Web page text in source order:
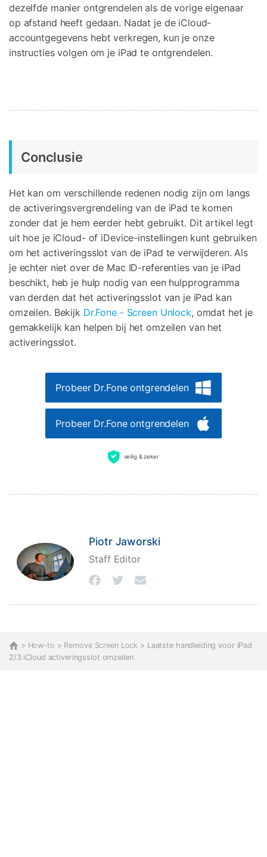
dezelfde manier ontgrendelen als de vorige eigenaar
op afstand heeft gedaan. Nadat je de iCloud-
accountgegevens hebt verkregen, kun je onze
instructies volgen om je iPad te ontgrendelen.
Conclusie
Het kan om verschillende redenen nodig zijn om langs
de activeringsvergrendeling van de iPad te komen
zonder dat je hem eerder hebt gebruikt. Dit artikel legt
uit hoe je iCloud- of iDevice-instellingen kunt gebruiken
om het activeringsslot van de iPad te verwijderen. Als
je echter niet over de Mac ID-referenties van je iPad
beschikt, heb je hulp nodig van een hulpprogramma
van derden dat het activeringsslot van je iPad kan
omzeilen. BekijkDr.Fone - Screen Unlock, omdat het je
gemakkelijk kan helpen bij het omzeilen van het
activeringsslot.
Probeer Dr.Fone ontgrendelen
Probeer Dr.Fone ontgrendelen
veilig & zeker
Piotr Jaworski
Staff Editor
> How-to > Remove Screen Lock > Laatste handleiding voor iPad
2/3 iCloud activeringsslot omzeilen